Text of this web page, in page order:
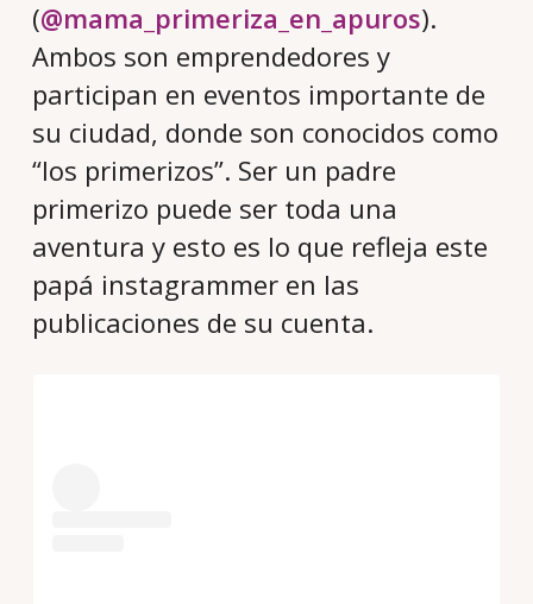
(@mama_primeriza_en_apuros).
Ambos son emprendedores y
participan en eventos importante de
su ciudad, donde son conocidos como
“los primerizos”. Ser un padre
primerizo puede ser toda una
aventura y esto es lo que refleja este
papá instagrammer en las
publicaciones de su cuenta.